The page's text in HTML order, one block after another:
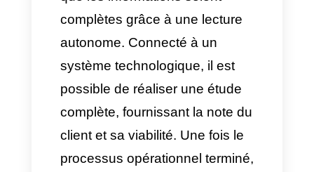
tâches répétitives et peut se
concentrer sur les
négociations stratégiques
et la conclusion des ventes.
Mythe : « Configurer des
agents IA sur WhatsApp est